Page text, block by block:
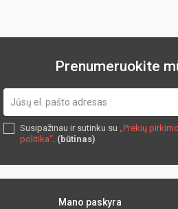
Prenumeruokite
Susipažinau ir sutinku su „Prekių
politika“. (būtinas)
Mano paskyra